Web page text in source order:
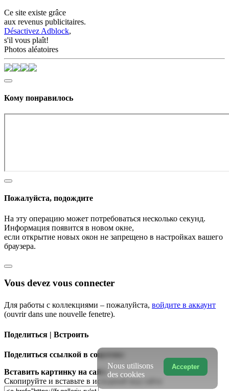
Ce site existe grâce
aux revenus publicitaires.
Désactivez Adblock,
s'il vous plaît!
Photos aléatoires
Кому понравилось
Пожалуйста, подождите
На эту операцию может потребоваться несколько секунд.
Информация появится в новом окне,
если открытие новых окон не запрещено в настройках вашего
браузера.
Vous devez vous connecter
Для работы с коллекциями – пожалуйста, войдите в аккаунт
(ouvrir dans une nouvelle fenetre).
Поделиться | Встроить
Поделиться ссылкой в соцсетях:
Вставить картинку на сайт:
Скопируйте и вставьте в исходный код сайта
Accepter
Nous utilisons
des cookies